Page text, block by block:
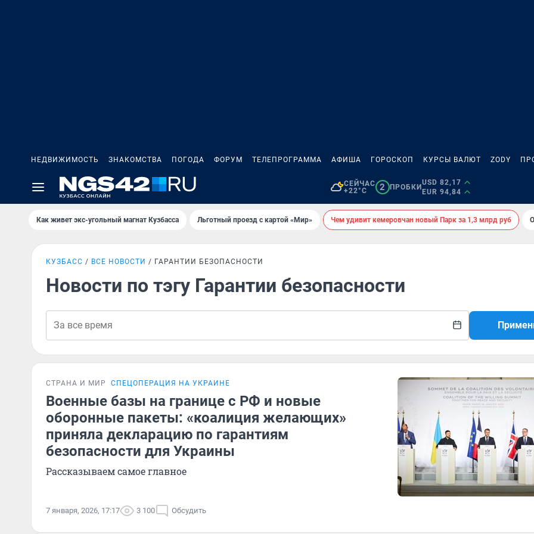
НЕДВИЖИМОСТЬ ЗНАКОМСТВА ПОГОДА ФОРУМ ТЕЛЕПРОГРАММА АФИША ГОРОСКОП КУРСЫ ВАЛЮТ ZODY
СЕЙЧАС
+22°C
2 ПРОБКИ
USD 82,17
EUR 94,84
Как живет экс-угольный магнат Кузбасса Льготный проезд с картой «Мир» Чем удивит кемеровчан новый Парк за 1,3 млрд руб
КУЗБАСС ВСЕ НОВОСТИ ГАРАНТИИ БЕЗОПАСНОСТИ
Новости по тэгу Гарантии безопасности
СТРАНА И МИР СПЕЦОПЕРАЦИЯ НА УКРАИНЕ
Военные базы на границе с РФ и новые
оборонные пакеты: «коалиция желающих»
приняла декларацию по гарантиям
безопасности для Украины
Рассказываем самое главное
7 января, 2026, 17:17 3 100 Обсудить